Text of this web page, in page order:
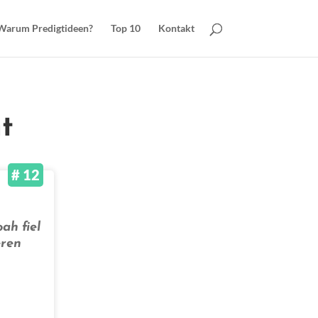
Predigtideen? Top 10 Kontakt
# 12
fiel